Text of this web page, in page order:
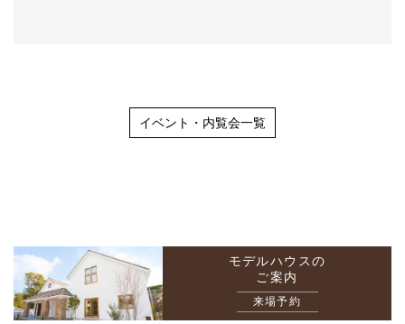
イベント・内覧会一覧
モデルハウスの
ご案内
来場予約